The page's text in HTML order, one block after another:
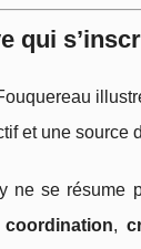
qui
et une source
ne se
coordination,